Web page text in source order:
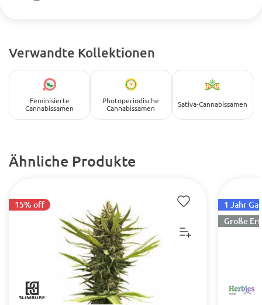
Verwandte Kollektionen
Feminisierte
Cannabissamen
Photoperiodische
Cannabissamen
Sativa-Cannabissamen
Ähnliche Produkte
15% off
1 Jahr
Große